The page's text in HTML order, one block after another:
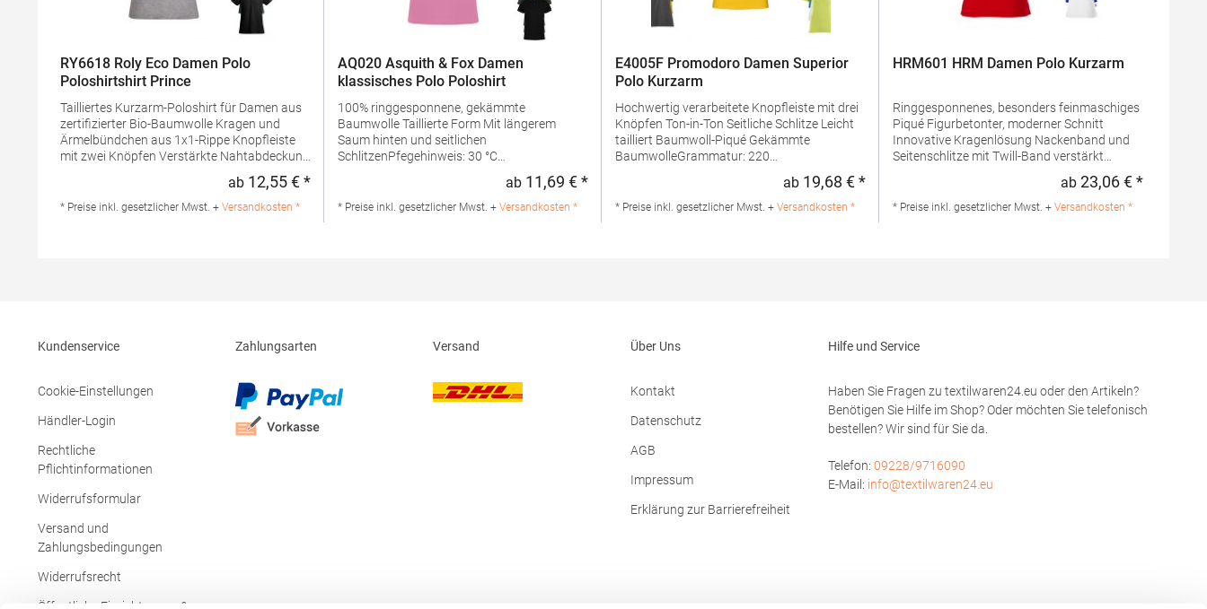
RY6618 Roly Eco Damen Polo
Poloshirtshirt Prince
Tailliertes Kurzarm-Poloshirt für Damen aus
zertifizierter Bio-Baumwolle Kragen und
Ärmelbündchen aus 1x1-Rippe Knopfleiste
mit zwei Knöpfen Verstärkte Nahtabdeckung
Herausreißbares LabelPfegehinweis: 40 °C
waschbarBügeln erlaubtGrammatur: 210
Regulärer Preis:
ab 12,55 € *
* Preise inkl. gesetzlicher Mwst. + Versandkosten *
AQ020 Asquith & Fox Damen
klassisches Polo Poloshirt
100% ringgesponnene, gekämmte
Baumwolle Taillierte Form Mit längerem
Saum hinten und seitlichen
SchlitzenPfegehinweis: 30 °C
g/m²Materialzusammensetzung: 100%
Baumwolle (Heather Grey: 85% Baumwolle /
Regulärer Preis:
ab 11,69 € *
* Preise inkl. gesetzlicher Mwst. + Versandkosten *
E4005F Promodoro Damen Superior
Polo Kurzarm
Hochwertig verarbeitete Knopfleiste mit drei
Knöpfen Ton-in-Ton Seitliche Schlitze Leicht
tailliert Baumwoll-Piqué Gekämmte
BaumwolleGrammatur: 220
Baumwolle (Sports Grey: 85% Baumwolle /
15% Polyester), (Ash: 99% Baumwolle / 1%
Regulärer Preis:
ab 19,68 € *
* Preise inkl. gesetzlicher Mwst. + Versandkosten *
HRM601 HRM Damen Polo Kurzarm
Ringgesponnenes, besonders feinmaschiges
Piqué Figurbetonter, moderner Schnitt
Innovative Kragenlösung Nackenband und
Seitenschlitze mit Twill-Band verstärkt
Ton) Ersatzknopf Labelfrei
textil.de
Regulärer
ab 23,06 € *
* Preise inkl. gesetzlicher Mwst. + Versandkosten *
Kundenservice
Cookie-Einstellungen
Händler-Login
Rechtliche
Pflichtinformationen
Widerrufsformular
Versand und
Zahlungsbedingungen
Widerrufsrecht
Zahlungsarten Versand Über Uns
Kontakt
Datenschutz
AGB
Impressum
Erklärung zur Barrierefreiheit
Hilfe und Service
Haben Sie Fragen zu textilwaren24.eu oder den Artikeln?
Benötigen Sie Hilfe im Shop? Oder möchten Sie telefonisch
bestellen? Wir sind für Sie da.
Telefon: 09228/9716090
E-Mail: info@textilwaren24.eu